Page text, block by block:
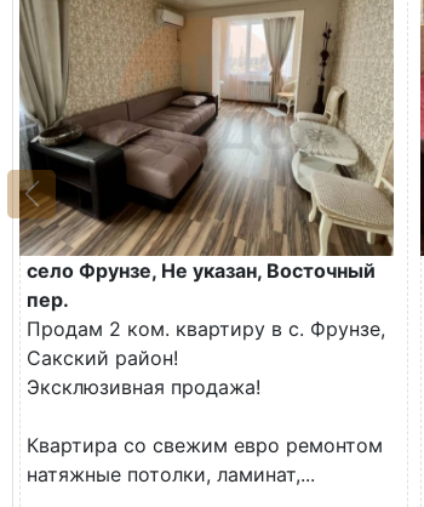
село Фрунзе, Не указан, Восточный
пер.
Продам 2 ком. квартиру в с. Фрунзе,
Сакский район!
Эксклюзивная продажа!
Квартира со свежим евро ремонтом
натяжные потолки, ламинат,...